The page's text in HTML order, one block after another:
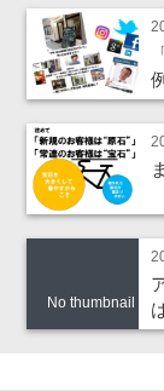
No thumbnail